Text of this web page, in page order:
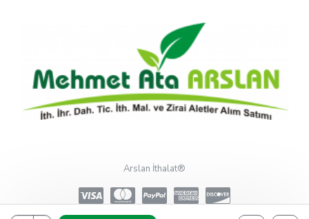
Arslan İthalat®